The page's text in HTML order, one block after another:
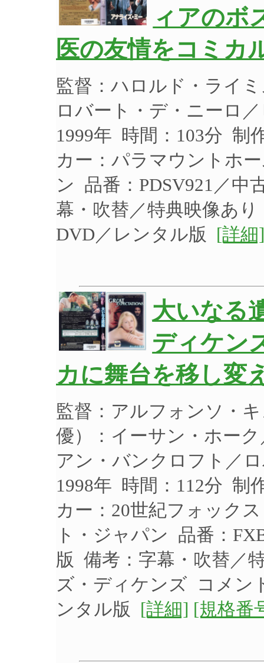
ィアのボ
医の友情をコミカ
監督：ハロルド・ライ
ロバート・デ・ニーロ
1999年 時間：103分 制
カー：パラマウントホ
ン 品番：PDSV921／中
幕・吹替／特典映像あ
DVD／レンタル版 [詳細]
大いなる
ディケン
カに舞台を移し変
監督：アルフォンソ・
優）：イーサン・ホー
アン・バンクロフト／
1998年 時間：112分 制
カー：20世紀フォック
ト・ジャパン 品番：
版 備考：字幕・吹替／
ズ・ディケンズ コメン
ンタル版 [詳細] [規格番